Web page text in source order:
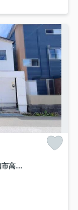
【屋根付き駐車場☆デザイナー住宅】高知市高須東町 中古一戸建て